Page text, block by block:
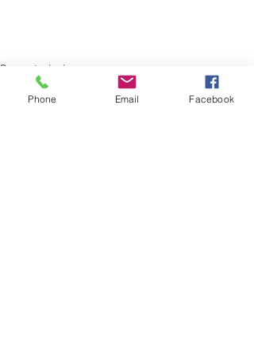
Presentazioni
Phone Email Facebook